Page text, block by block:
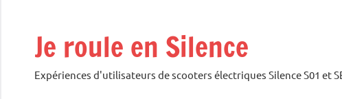
Je roule en Silence
Expériences d'utilisateurs de scooters électriques Silence S01 et